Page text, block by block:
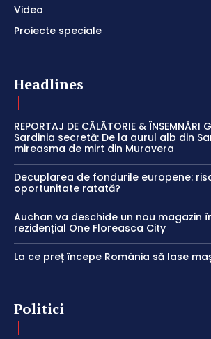
Video
Proiecte speciale
Headlines
REPORTAJ DE CĂLĂTORIE & ÎNSEMNĂRI
Sardinia secretă: De la aurul alb din
mireasma de mirt din Muravera
Decuplarea de fondurile europene:
oportunitate ratată?
Auchan va deschide un nou magazin
rezidențial One Floreasca City
La ce preț începe România să lase
Politici